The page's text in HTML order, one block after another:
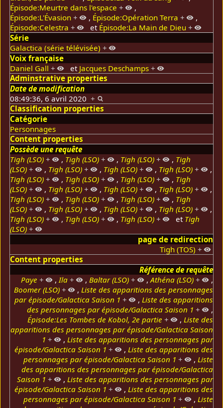
Épisode:Meurtre dans l'espace +
,
Épisode:L'Évasion + , Épisode:Opération Terra +
,
Épisode:Celestra + et Épisode:La Main de Dieu +
Série
Galactica (série télévisée) +
Voix française
Daniel Gall + et Jacques Deschamps +
Adminstrative properties
Date de modification
08:49:36, 6 avril 2020 +
Classification properties
Catégorie
Personnages
Content properties
Possède une requête
Tigh (LSO) + , Tigh (LSO) + , Tigh (LSO) + , Tigh
(LSO) + , Tigh (LSO) + , Tigh (LSO) + , Tigh (LSO) +
,
Tigh (LSO) + , Tigh (LSO) + , Tigh (LSO) + , Tigh
(LSO) + , Tigh (LSO) + , Tigh (LSO) + , Tigh (LSO) +
,
Tigh (LSO) + , Tigh (LSO) + , Tigh (LSO) + , Tigh
(LSO) + , Tigh (LSO) + , Tigh (LSO) + , Tigh (LSO) +
,
Tigh (LSO) + , Tigh (LSO) + , Tigh (LSO) + et Tigh
(LSO) +
page de redirection
Tigh (TOS) +
Content properties
Référence de requête
Paye + ,Ila + , Baltar (LSO) + ,Athéna (LSO) +
,
Boomer (LSO) + , Liste des apparitions des personnages
par épisode/Galactica Saison 1 + , Liste des apparitions
des personnages par épisode/Galactica Saison 1 +
,
Épisode:Les Tombes de Kobol, 2e partie + , Liste des
apparitions des personnages par épisode/Galactica Saison
1 + , Liste des apparitions des personnages par
épisode/Galactica Saison 1 + , Liste des apparitions des
personnages par épisode/Galactica Saison 1 + , Liste
des apparitions des personnages par épisode/Galactica
Saison 1 + , Liste des apparitions des personnages par
épisode/Galactica Saison 1 + , Liste des apparitions des
personnages par épisode/Galactica Saison 1 + , Liste